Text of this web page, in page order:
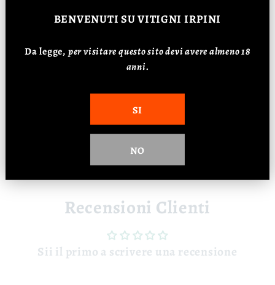
📊 Dati
Vitigno: 100% Fiano
Affinamento: 6 mesi
⚠️ La vendita di vino è riservata ai
maggiorenni. Bevi responsabilmente.
Recensioni Clienti
Sii il primo a scrivere una recensione
BENVENUTI SU VITIGNI IRPINI
Da legge, per visitare questo sito devi avere almeno 18
anni.
SI
NO